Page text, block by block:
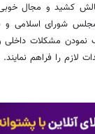
کشید و مجال خوبی
شورای اسلامی و
مشکلات داخلی
لازم را فراهم نمایند.